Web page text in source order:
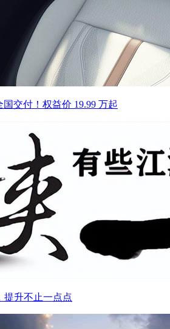
交付！权益价 19.99 万起
提升不止一点点